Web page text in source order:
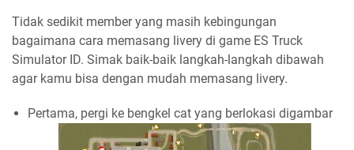
Tidak sedikit member yang masih kebingungan
bagaimana cara memasang livery di game ES Truck
Simulator ID. Simak baik-baik langkah-langkah dibawah
agar kamu bisa dengan mudah memasang livery.
Pertama, pergi ke bengkel cat yang berlokasi digambar